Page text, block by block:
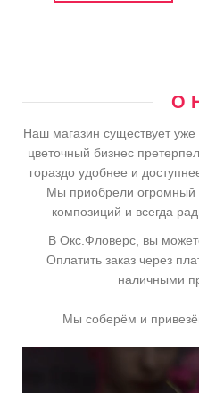
О
Наш магазин существует
цветочный бизнес
гораздо удобнее и
Мы приобрели огромный
композиций и всегда
В Окс.Фловерс, вы
Оплатить заказ через
наличными
Мы соберём и